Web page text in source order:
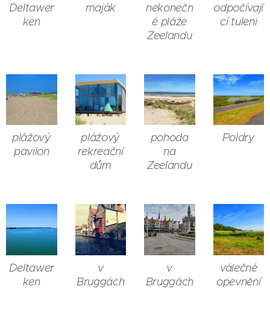
Deltawer
ken
maják
nekonečn
é pláže
Zeelandu
odpočívají
cí tuleni
plážový
pavilon
plážový
rekreační
dům
pohoda
na
Zeelandu
Poldry
Deltawer
ken
v
Bruggách
v
Bruggách
válečné
opevnění